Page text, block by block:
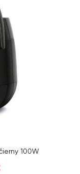
100W